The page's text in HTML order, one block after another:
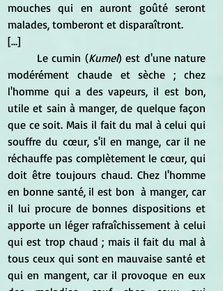
mouches qui en auront goûté seront
malades, tomberont et disparaîtront.
[...]
	Le cumin (
Kumel) est d'une nature
modérément chaude et sèche ; chez
l'homme qui a des vapeurs, il est bon,
utile et sain à manger, de quelque façon
que ce soit. Mais il fait du mal à celui qui
souffre du cœur, s'il en mange, car il ne
réchauffe pas complètement le cœur, qui
doit être toujours chaud. Chez l'homme
en bonne santé, il est bon  à manger, car
il lui procure de bonnes dispositions et
apporte un léger rafraîchissement à celui
qui est trop chaud ; mais il fait du mal à
tous ceux qui sont en mauvaise santé et
qui en mangent, car il provoque en eux